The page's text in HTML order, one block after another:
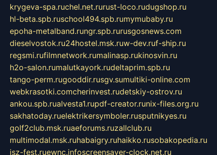
krygeva-spa.ruchel.net.rurust-loco.rudugshop.ru
hl-beta.spb.ruschool494.spb.rumymubaby.ru
epoha-metalband.rungr.spb.rurusgosnews.com
dieselvostok.ru24hostel.msk.ruw-dev.ruf-ship.ru
regsmi.rufilmnetwork.rumalinasp.rukinosvin.ru
h2o-salon.rumalutkayork.rudeltaprim.spb.ru
tango-perm.rugooddir.rusgv.sumultiki-online.com
webkrasotki.comcherinvest.rudetskiy-ostrov.ru
ankou.spb.rualvesta1.rupdf-creator.runix-files.org.ru
sakhatoday.ruelektrikersymboler.rusputnikyes.ru
golf2club.msk.ruaeforums.ruzallclub.ru
multimodal.msk.ruhabaigry.ruhaikko.rusobakopedia.ru
isz-fest.ruewnc.infoscreensaver-clock.net.ru